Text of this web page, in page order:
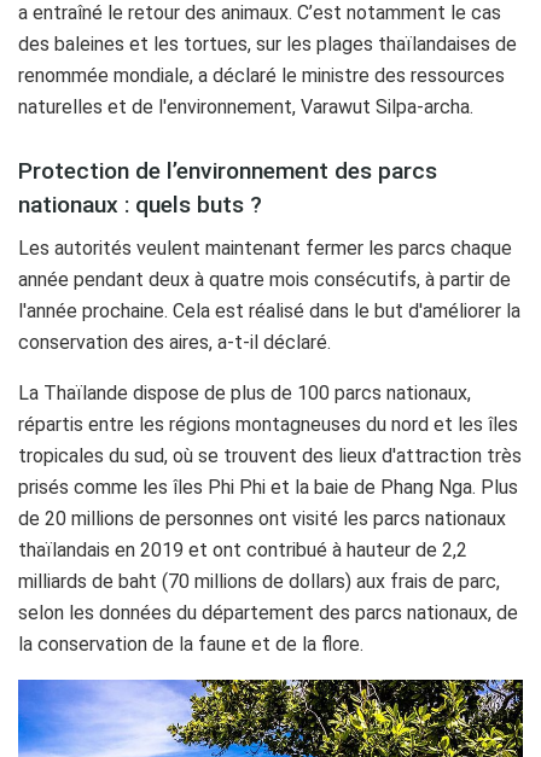
a entraîné le retour des animaux. C’est notamment le cas
des baleines et les tortues, sur les plages thaïlandaises de
renommée mondiale, a déclaré le ministre des ressources
naturelles et de l'environnement, Varawut Silpa-archa.
Protection de l’environnement des parcs
nationaux : quels buts ?
Les autorités veulent maintenant fermer les parcs chaque
année pendant deux à quatre mois consécutifs, à partir de
l'année prochaine. Cela est réalisé dans le but d'améliorer la
conservation des aires, a-t-il déclaré.
La Thaïlande dispose de plus de 100 parcs nationaux,
répartis entre les régions montagneuses du nord et les îles
tropicales du sud, où se trouvent des lieux d'attraction très
prisés comme les îles Phi Phi et la baie de Phang Nga. Plus
de 20 millions de personnes ont visité les parcs nationaux
thaïlandais en 2019 et ont contribué à hauteur de 2,2
milliards de baht (70 millions de dollars) aux frais de parc,
selon les données du département des parcs nationaux, de
la conservation de la faune et de la flore.